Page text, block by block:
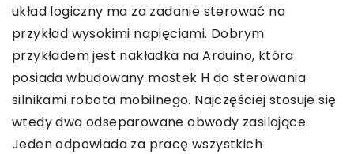
układ logiczny ma za zadanie sterować na
przykład wysokimi napięciami. Dobrym
przykładem jest nakładka na Arduino, która
posiada wbudowany mostek H do sterowania
silnikami robota mobilnego. Najczęściej stosuje się
wtedy dwa odseparowane obwody zasilające.
Jeden odpowiada za pracę wszystkich